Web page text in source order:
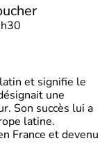
et signifie le
une
Son succès lui a
latine.
France et devenu